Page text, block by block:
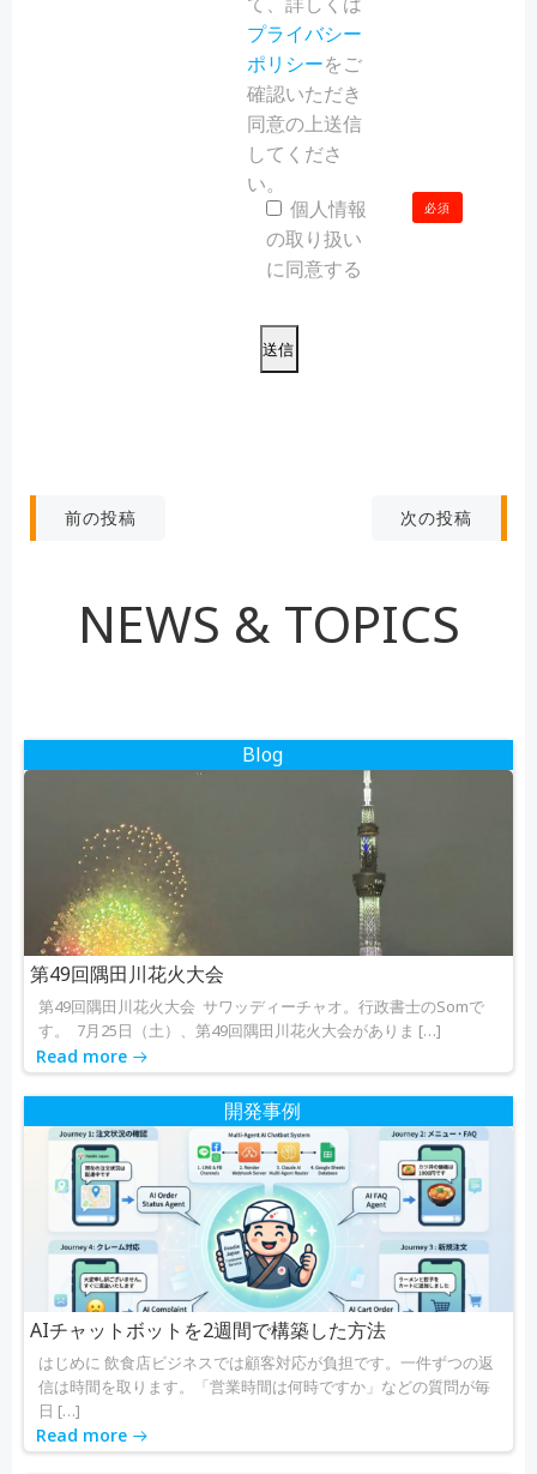
プライバシー
ポリシーをご
確認いただき
同意の上送信
してくださ
い。
必須
個人情報
の取り扱い
に同意する
こ
の
フ
ま
ま
て
く
投
ゲ
シ
ョ
ン
前の投稿
ナ
ゲ
ン
次の投稿
NEWS & TOPICS
Blog
第49回隅田川花火大会
第49回隅田川花火大会 サワッディーチャオ。行政書士のSomで
す。 7月25日（土）、第49回隅田川花火大会がありま […]
Read more
開発事例
AIチャットボットを2週間で構築した方法
はじめに 飲食店ビジネスでは顧客対応が負担です。一件ずつの返
信は時間を取ります。「営業時間は何時ですか」などの質問が毎
日 […]
Read more